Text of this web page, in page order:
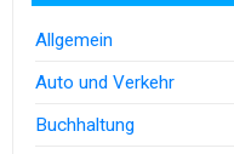
Allgemein
Auto und Verkehr
Buchhaltung